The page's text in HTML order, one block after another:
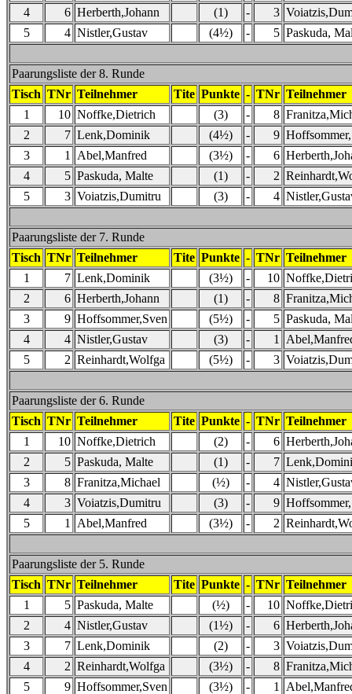
4
6 Herberth,Johann (1) - 3
5
4 Nistler,Gustav (4½) - 5 Paskuda,
Paarungsliste der 8. Runde
Tisch TNr Teilnehmer Tite Punkte - TNr Teilnehmer
1
10 Noffke,Dietrich (3) - 8
2
7 Lenk,Dominik (4½) - 9
3
1 Abel,Manfred (3½) - 6
4
5 Paskuda, Malte (1) - 2
5
3 Voiatzis,Dumitru (3) - 4
Paarungsliste der 7. Runde
Tisch TNr Teilnehmer Tite Punkte - TNr Teilnehmer
1
7 Lenk,Dominik (3½) - 10
2
6 Herberth,Johann (1) - 8
3
9 Hoffsommer,Sven (5½) - 5 Paskuda,
4
4 Nistler,Gustav (3) - 1
5
2 Reinhardt,Wolfga (5½) - 3
Paarungsliste der 6. Runde
Tisch TNr Teilnehmer Tite Punkte - TNr Teilnehmer
1
10 Noffke,Dietrich (2) - 6
2
5 Paskuda, Malte (1) - 7
3
8 Franitza,Michael (½) - 4
4
3 Voiatzis,Dumitru (3) - 9
5
1 Abel,Manfred (3½) - 2
Paarungsliste der 5. Runde
Tisch TNr Teilnehmer Tite Punkte - TNr Teilnehmer
1
5 Paskuda, Malte (½) - 10
2
4 Nistler,Gustav (1½) - 6
3
7 Lenk,Dominik (2) - 3
4
2 Reinhardt,Wolfga (3½) - 8
5
9 Hoffsommer,Sven (3½) - 1